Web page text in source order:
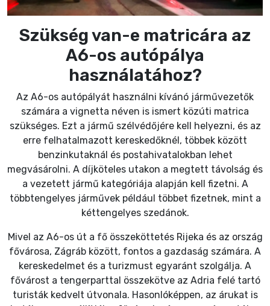
Szükség van-e matricára az
A6-os autópálya
használatához?
Az A6-os autópályát használni kívánó járművezetők
számára a vignetta néven is ismert közúti matrica
szükséges. Ezt a jármű szélvédőjére kell helyezni, és az
erre felhatalmazott kereskedőknél, többek között
benzinkutaknál és postahivatalokban lehet
megvásárolni. A díjköteles utakon a megtett távolság és
a vezetett jármű kategóriája alapján kell fizetni. A
többtengelyes járművek például többet fizetnek, mint a
kéttengelyes szedánok.
Mivel az A6-os út a fő összeköttetés Rijeka és az ország
fővárosa, Zágráb között, fontos a gazdaság számára. A
kereskedelmet és a turizmust egyaránt szolgálja. A
fővárost a tengerparttal összekötve az Adria felé tartó
turisták kedvelt útvonala. Hasonlóképpen, az árukat is